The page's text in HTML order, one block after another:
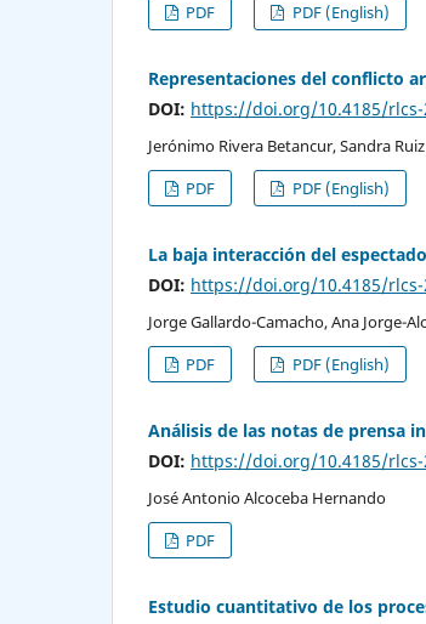
PDF
PDF (English)
Representaciones del conflicto
DOI: https://doi.org/10.4185/rlcs-
Jerónimo Rivera Betancur, Sandra
PDF
PDF (English)
La baja interacción del
DOI: https://doi.org/10.4185/rlcs-
Jorge Gallardo-Camacho, Ana Jorge-
PDF
PDF (English)
Análisis de las notas de prensa
DOI: https://doi.org/10.4185/rlcs-
José Antonio Alcoceba Hernando
PDF
Estudio cuantitativo de los